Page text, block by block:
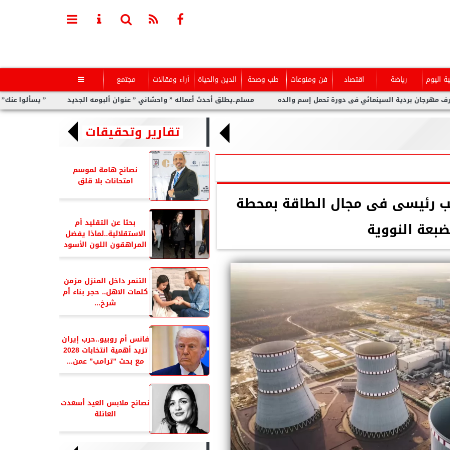
اليوم رياضة اقتصاد فن ومنوعات طب وصحة الدين والحياة أراء ومقالات مجتمع 
” يسألوا عنك” أولى مسلم..يطلق أحدث أعماله ” واحشاني ” عنوان ألبومه الجديد السينمائي فى دورة تحمل إسم والده
رئيسى فى مجال الطاقة بمحطة
النووية
تقارير وتحقيقات
نصائح هامة لموسم
امتحانات بلا قلق
بحثا عن التقليد أم
الاستقلالية..لماذا يفضل
المراهقون اللون الأسود
التنمر داخل المنزل مزمن
كلمات الاهل.. حجر بناء أم
شرخ...
فانس أم روبيو..حرب إيران
تزيد أهمية انتخابات 2028
مع بحث ”ترامب” عمن...
نصائح ملابس العيد أسعدت
العائلة